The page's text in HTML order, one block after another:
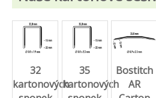
32
kartonových
35
kartonových
Bostitch
AR